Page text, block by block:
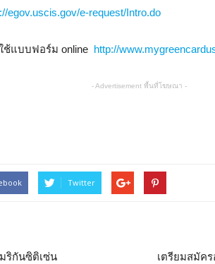
egov.uscis.gov/e-request/Intro.do
ช้แบบฟอร์ม online http://
- Advertisement พื้นที่โฆษณา -
Twitter
ริกันซิติเซ่น
เตรียมสมัค